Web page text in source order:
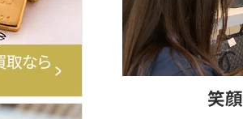
笑